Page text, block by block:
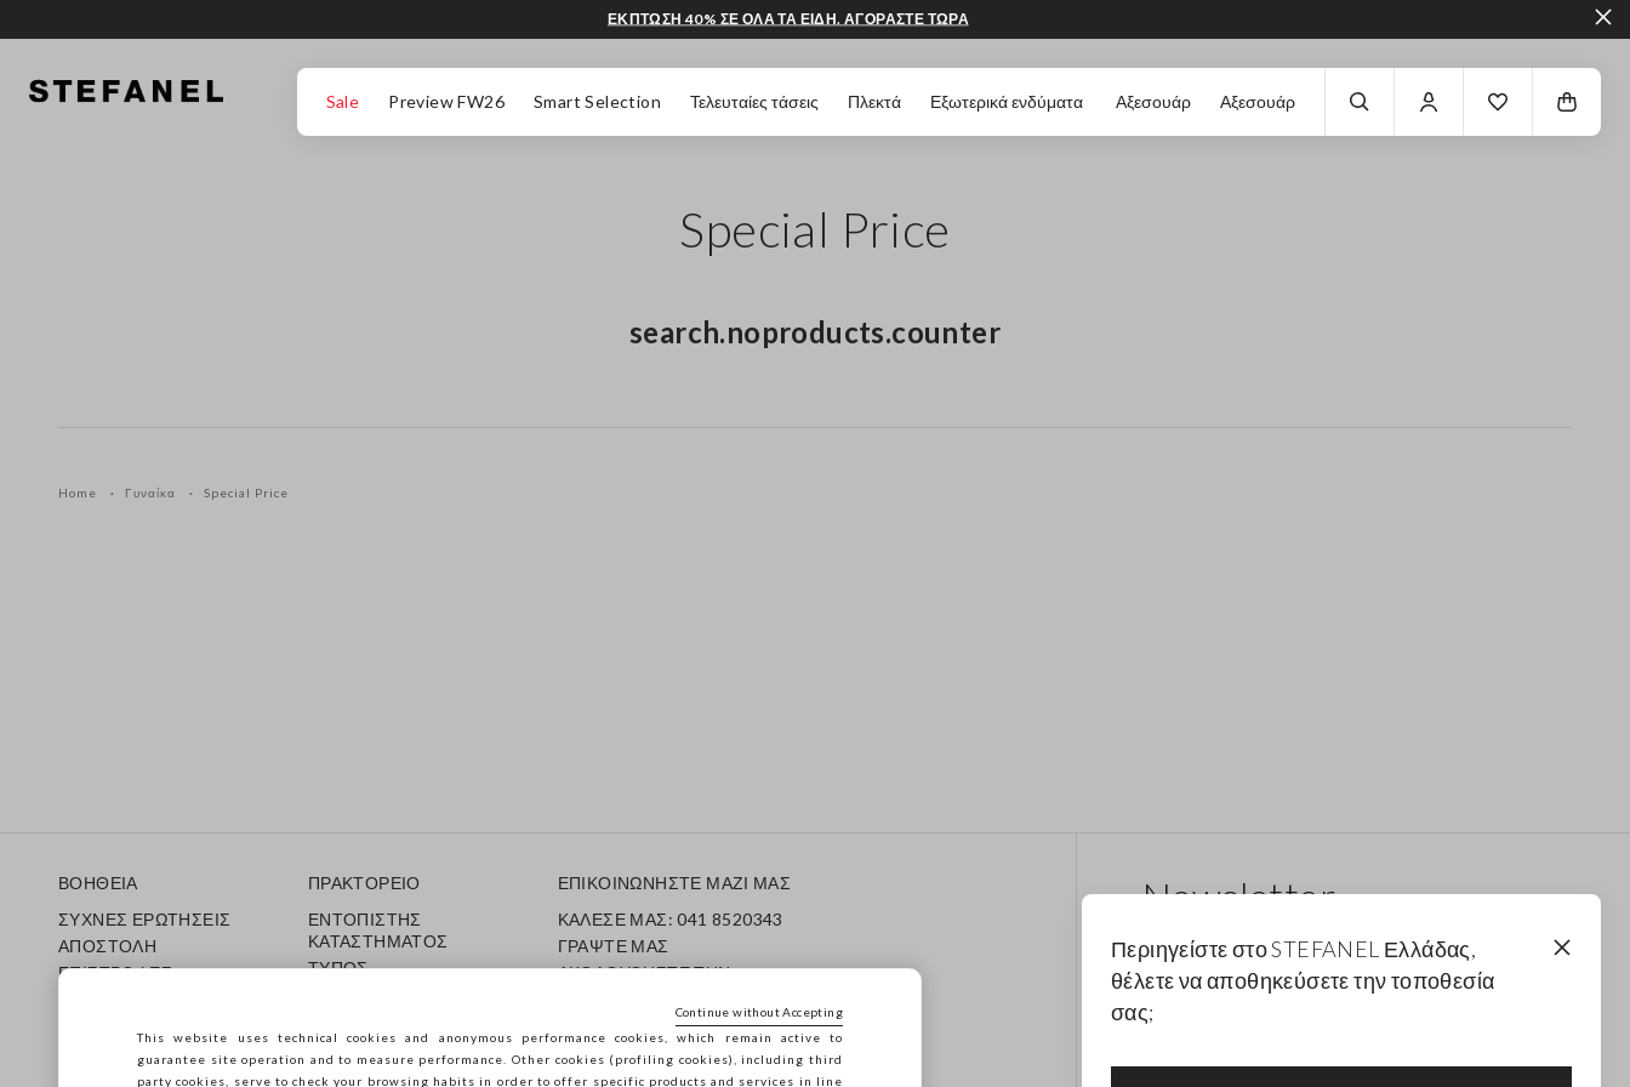
Sale Preview FW26 Smart Selection Τελευταίες τάσεις Πλεκτά Εξωτερικά ενδύματα Αξεσουάρ Αξεσουάρ
ΕΚΠΤΩΣΗ 40% ΣΕ ΟΛΑ ΤΑ ΕΙΔΗ. ΑΓΟΡΑΣΤΕ ΤΩΡΑ
Special Price
search.noproducts.counter
Home Γυναίκα Special Price
ΒΟΗΘΕΙΑ
ΣΥΧΝΕΣ ΕΡΩΤΗΣΕΙΣ
ΑΠΟΣΤΟΛΗ
ΕΠΙΣΤΡΟΦΕΣ
Guida alle taglie
ΠΡΑΚΤΟΡΕΙΟ
ΕΝΤΟΠΙΣΤΗΣ
ΚΑΤΑΣΤΗΜΑΤΟΣ
ΤΥΠΟΣ
Accessibility
Βιωσιμότητα
ΕΠΙΚΟΙΝΩΝΗΣΤΕ ΜΑΖΙ ΜΑΣ
ΚΑΛΕΣΕ ΜΑΣ: 041 8520343
ΓΡΑΨΤΕ ΜΑΣ
ΑΚΟΛΟΥΘΗΣΤΕ ΤΗΝ
Newsletter
Λάβε ενημερώσεις για νέα drops, συλλογές και
προωθητικές ενέργειες. Για εσένα έκπτωση 10%.
Περιηγείστε στο STEFANEL Ελλάδας,
θέλετε να αποθηκεύσετε την τοποθεσία
σας;
This website uses technical cookies and anonymous performance cookies, which remain active to
guarantee site operation and to measure performance. Other cookies (profiling cookies), including third
party cookies, serve to check your browsing habits in order to offer specific products and services in line
Continue without Accepting